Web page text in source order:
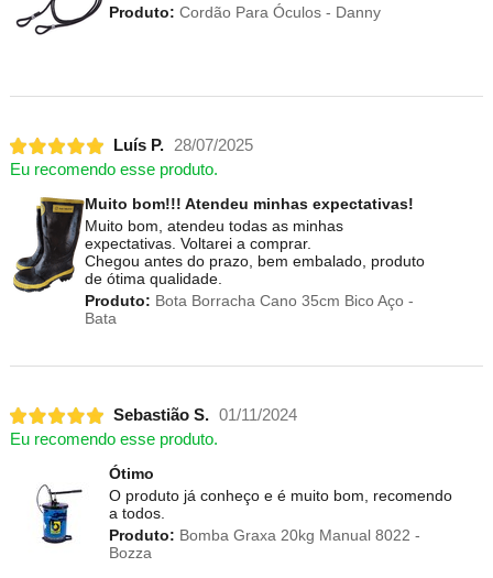
Produto: Cordão Para Óculos - Danny
Luís P. 28/07/2025
Eu recomendo esse produto.
Muito bom!!! Atendeu minhas expectativas!
Muito bom, atendeu todas as minhas
expectativas. Voltarei a comprar.
Chegou antes do prazo, bem embalado, produto
de ótima qualidade.
Produto: Bota Borracha Cano 35cm Bico Aço -
Bata
Sebastião S. 01/11/2024
Eu recomendo esse produto.
Ótimo
O produto já conheço e é muito bom, recomendo
a todos.
Produto: Bomba Graxa 20kg Manual 8022 -
Bozza